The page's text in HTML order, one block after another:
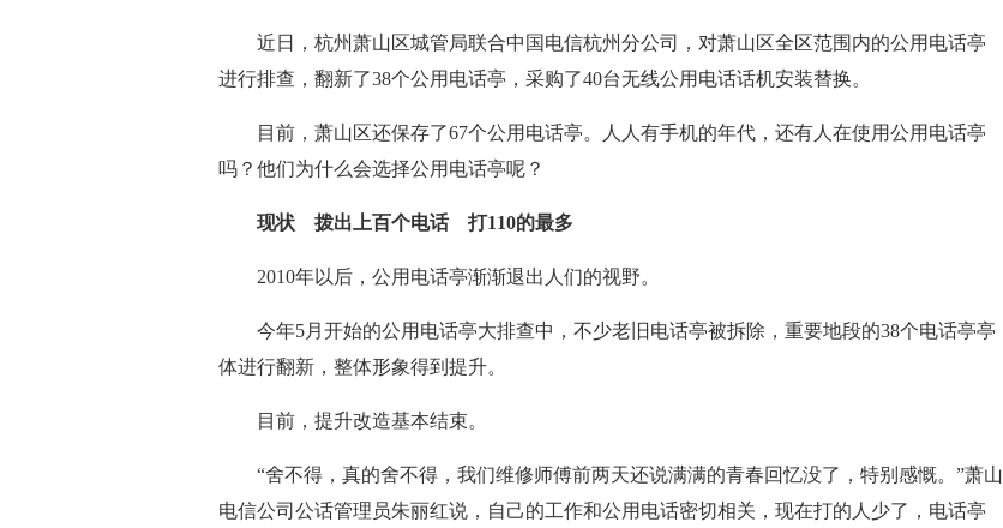
近日，杭州萧山区城管局联合中国电信杭州分公司，对萧山区全区范围内的公用电话亭
进行排查，翻新了38个公用电话亭，采购了40台无线公用电话话机安装替换。
目前，萧山区还保存了67个公用电话亭。人人有手机的年代，还有人在使用公用电话亭
吗？他们为什么会选择公用电话亭呢？
现状 拨出上百个电话 打110的最多
2010年以后，公用电话亭渐渐退出人们的视野。
今年5月开始的公用电话亭大排查中，不少老旧电话亭被拆除，重要地段的38个电话亭亭
体进行翻新，整体形象得到提升。
目前，提升改造基本结束。
“舍不得，真的舍不得，我们维修师傅前两天还说满满的青春回忆没了，特别感慨。”萧山
电信公司公话管理员朱丽红说，自己的工作和公用电话密切相关，现在打的人少了，电话亭